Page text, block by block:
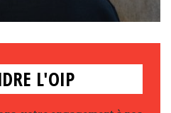
L'OIP